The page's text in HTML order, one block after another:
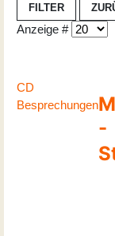
FILTER
Anzeige #
CD
Besprechungen
-